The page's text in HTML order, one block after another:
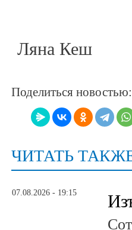
Ляна Кеш
Поделиться новостью:
ЧИТАТЬ
07.08.2026 - 19:15